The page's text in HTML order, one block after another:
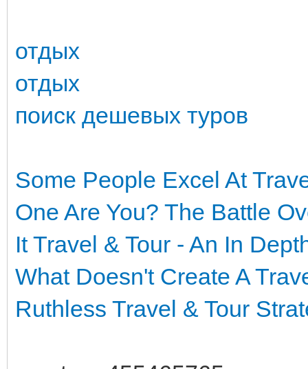
отдых
отдых
поиск дешевых туров
Some People Excel At
One Are You? The Battle
It Travel & Tour - An In
What Doesn't Create A
Ruthless Travel & Tour